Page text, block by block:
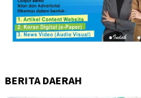
BERITA DAERAH